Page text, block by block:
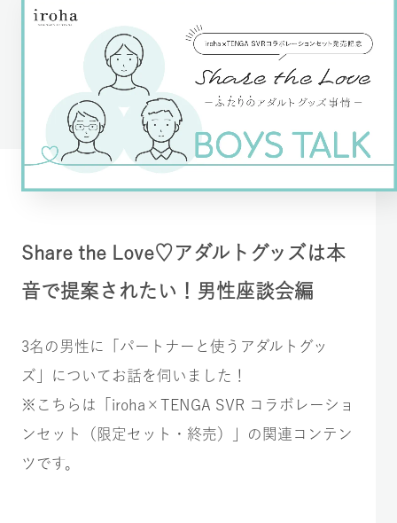
Share the Love♡アダルトグッズは本
音で提案されたい！男性座談会編
3名の男性に「パートナーと使うアダルトグッ
ズ」についてお話を伺いました！
※こちらは「iroha×TENGA SVR コラボレーショ
ンセット（限定セット・終売）」の関連コンテン
ツです。